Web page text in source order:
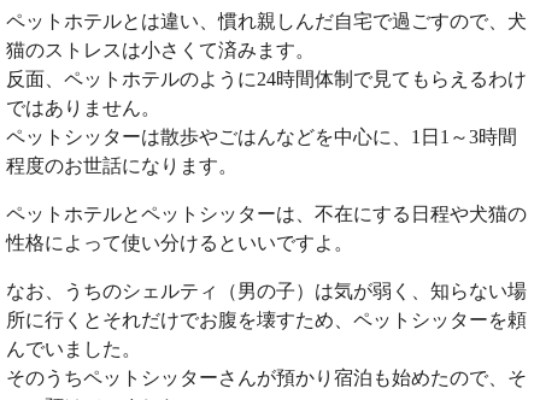
ペットホテルとは違い、慣れ親しんだ自宅で過ごすので、犬
猫のストレスは小さくて済みます。
反面、ペットホテルのように24時間体制で見てもらえるわけ
ではありません。
ペットシッターは散歩やごはんなどを中心に、1日1～3時間
程度のお世話になります。
ペットホテルとペットシッターは、不在にする日程や犬猫の
性格によって使い分けるといいですよ。
なお、うちのシェルティ（男の子）は気が弱く、知らない場
所に行くとそれだけでお腹を壊すため、ペットシッターを頼
んでいました。
そのうちペットシッターさんが預かり宿泊も始めたので、そ